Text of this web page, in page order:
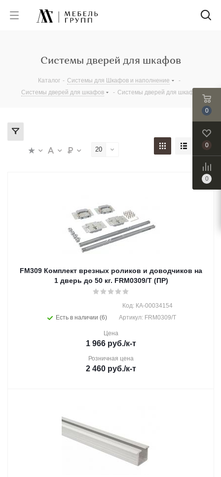
Системы дверей для шкафов
Каталог - Системы для Шкафов и наполнение
-
Системы дверей для шкафов
- Системы дверей для шкафов
20
FM309 Комплект врезных роликов и доводчиков на
1 дверь до 50 кг. FRM0309/T (ПР)
Есть в наличии (6)
Код: КА-00034154
Артикул: FRM0309/T
Цена
1 966 руб./к-т
Розничная цена
2 460 руб./к-т
0
0
0